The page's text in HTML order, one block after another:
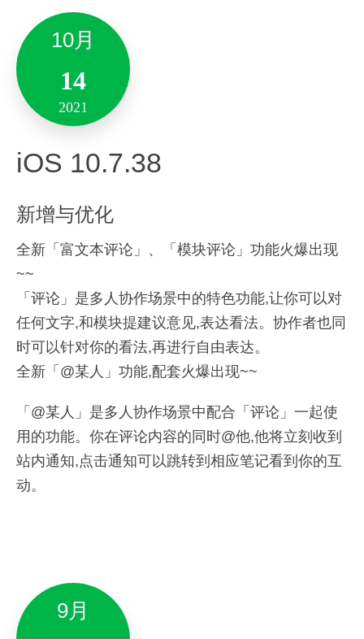
31
Mac 9.5.9
新增与优化
「脑图大纲」全新升级
– 脑图笔记支持替换多彩主题、更改分支样式和结
– 脑图笔记和大纲笔记同时支持插入图标、导出为
图片和PDF。
「笔记」功能升级：
– 编写笔记时，可以根据自己的喜好任意调整行间
距。
其他优化：
– 性能优化，增强稳定性。
验。
备注:此版本仅支持10.13及其以上系统版本。
6月
17
2021
Version 6.22.14
新增「隐私锁」功能：
支持普通笔记本添加隐私锁，其中的笔记需要输
入密码后才可以查看。
其他优化：
6月
Version 6.22.10
新增与优化
10月
14
2021
iOS 10.7.38
新增与优化
全新「富文本评论」、「模块评论」功能火爆出现
~~
「评论」是多人协作场景中的特色功能,让你可以对
任何文字,和模块提建议意见,表达看法。协作者也同
时可以针对你的看法,再进行自由表达。
全新「@某人」功能,配套火爆出现~~
「@某人」是多人协作场景中配合「评论」一起使
用的功能。你在评论内容的同时@他,他将立刻收到
站内通知,点击通知可以跳转到相应笔记看到你的互
动。
9月
1月
2022
Android 10.7.56
新增与优化
-修复了一些问题。
04